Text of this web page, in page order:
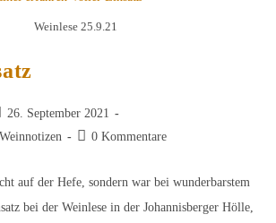
Weinlese 25.9.21
26. September 2021
Weinnotizen
Beitrags-
0 Kommentare
auf der Hefe, sondern war bei wunderbarstem
bei der Weinlese in der Johannisberger Hölle,